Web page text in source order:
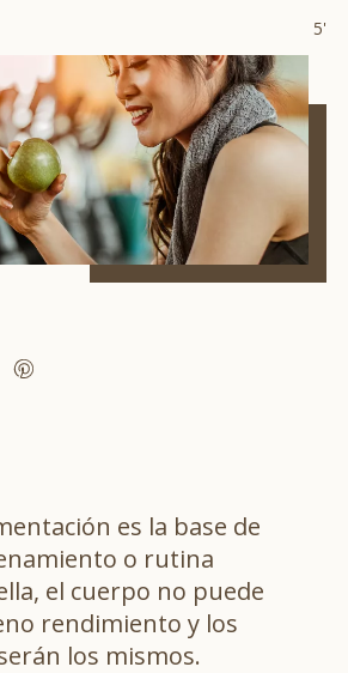
5'
es la base de
o rutina
el cuerpo no puede
rendimiento y los
los mismos.